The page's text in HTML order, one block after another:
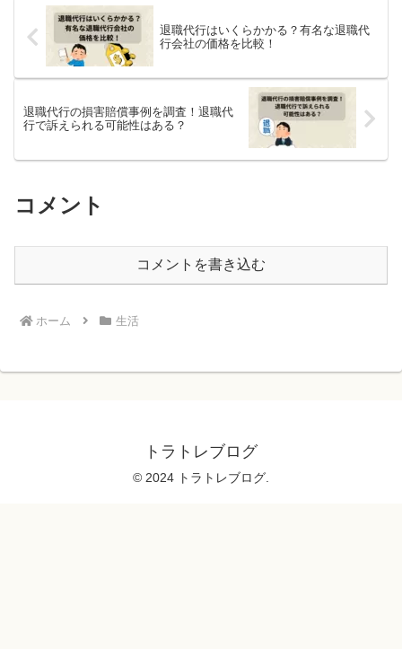
退職代行はいくらかかる？有名な退職代
行会社の価格を比較！
退職代行の損害賠償事例を調査！退職代
行で訴えられる可能性はある？
コメント
コメントを書き込む
ホーム 生活
トラトレブログ
© 2024 トラトレブログ.